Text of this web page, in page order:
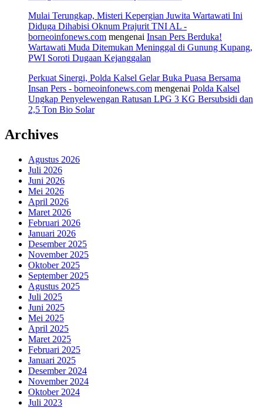
Mulai Terungkap, Misteri Kepergian Juwita Wartawati Ini
Diduga Dihabisi Oknum Prajurit TNI AL -
borneoinfonews.com mengenai Insan Pers Berduka!
Wartawati Muda Ditemukan Meninggal di Gunung Kupang,
PWI Soroti Dugaan Kejanggalan
Perkuat Sinergi, Polda Kalsel Gelar Buka Puasa Bersama
Insan Pers - borneoinfonews.com mengenai Polda Kalsel
Ungkap Penyelewengan Ratusan LPG 3 KG Bersubsidi dan
2,5 Ton Bio Solar
Archives
Agustus 2026
Juli 2026
Juni 2026
Mei 2026
April 2026
Maret 2026
Februari 2026
Januari 2026
Desember 2025
November 2025
Oktober 2025
September 2025
Agustus 2025
Juli 2025
Juni 2025
Mei 2025
April 2025
Maret 2025
Februari 2025
Januari 2025
Desember 2024
November 2024
Oktober 2024
Juli 2023